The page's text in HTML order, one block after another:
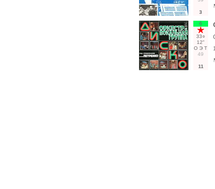
3
6
33○
12"
О Э Т
49
11